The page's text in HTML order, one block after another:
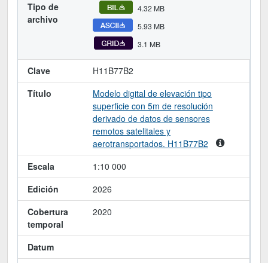
Tipo de
archivo
4.32 MB
5.93 MB
3.1 MB
Clave
H11B77B2
Título
Modelo digital de elevación tipo
superficie con 5m de resolución
derivado de datos de sensores
remotos satelitales y
aerotransportados. H11B77B2
Escala
1:10 000
Edición
2026
Cobertura
temporal
2020
Datum